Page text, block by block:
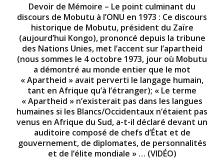
Devoir de Mémoire – Le point culminant du
discours de Mobutu à l’ONU en 1973 : Ce discours
historique de Mobutu, président du Zaïre
(aujourd’hui Kongo), prononcé depuis la tribune
des Nations Unies, met l’accent sur l’apartheid
(nous sommes le 4 octobre 1973, jour où Mobutu
a démontré au monde entier que le mot
« Apartheid » avait perverti le langage humain,
tant en Afrique qu’à l’étranger); « Le terme
« Apartheid » n’existerait pas dans les langues
humaines si les Blancs/Occidentaux n’étaient pas
venus en Afrique du Sud, a-t-il déclaré devant un
auditoire composé de chefs d’État et de
gouvernement, de diplomates, de personnalités
et de l’élite mondiale » … (VIDÉO)